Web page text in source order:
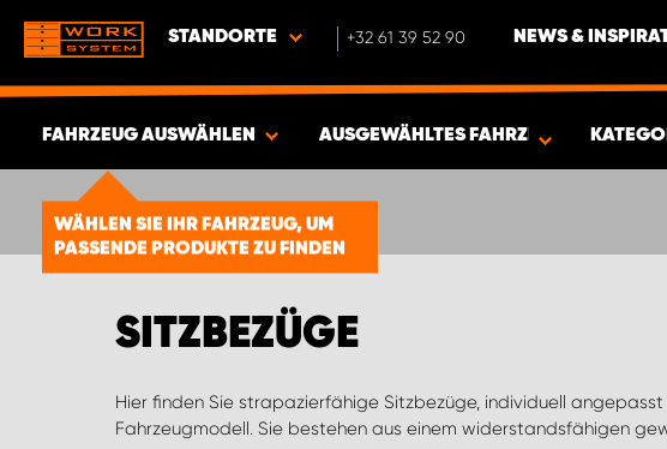
STANDORTE +32 61 39 52 90 NEWS &
FAHRZEUG AUSWÄHLEN
WÄHLEN SIE IHR FAHRZEUG, UM
PASSENDE PRODUKTE ZU FINDEN
ERGEBNISSE ANZEIGEN -1856
ARTIKEL
AUSGEWÄHLTES FAHRZEUG
SITZBEZÜGE
Hier finden Sie strapazierfähige Sitzbezüge, individuell angepasst
Fahrzeugmodell. Sie bestehen aus einem widerstandsfähigen